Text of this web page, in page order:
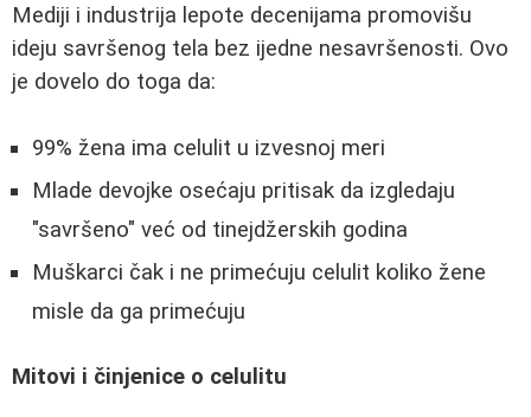
Mediji i industrija lepote decenijama promovišu
ideju savršenog tela bez ijedne nesavršenosti. Ovo
je dovelo do toga da:
99% žena ima celulit u izvesnoj meri
Mlade devojke osećaju pritisak da izgledaju
"savršeno" već od tinejdžerskih godina
Muškarci čak i ne primećuju celulit koliko žene
misle da ga primećuju
Mitovi i činjenice o celulitu